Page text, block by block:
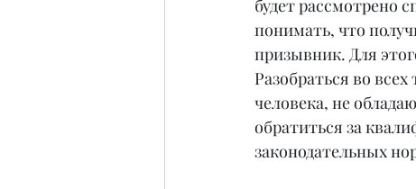
будет рассмотрено
понимать, что
призывник. Для
Разобраться во
человека, не
обратиться за
законодательных